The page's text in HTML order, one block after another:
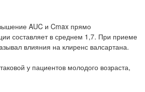
AUC и Cmax прямо
составляет в среднем 1,7. При приеме
влияния на клиренс валсартана.
у пациентов молодого возраста,